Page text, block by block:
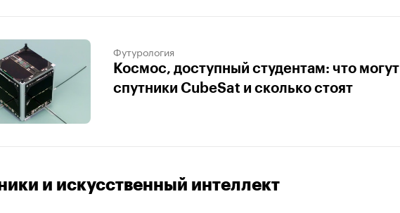
Футурология
Космос, доступный студентам: что могут
спутники CubeSat и сколько стоят
и искусственный интеллект